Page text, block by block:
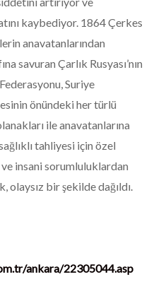
kaybediyor. 1864 Çerkes
anavatanlarından
savuran Çarlık Rusyası’nın
Suriye
önündeki her türlü
ile anavatanlarına
tahliyesi için özel
insani sorumluluklardan
olaysız bir şekilde dağıldı.
ankara/22305044.asp